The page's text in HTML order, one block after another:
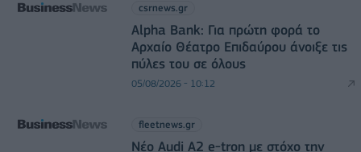
csrnews.gr
Alpha Bank: Για πρώτη φορά το
Αρχαίο Θέατρο Επιδαύρου άνοιξε τις
πύλες του σε όλους
05/08/2026 - 10:12
fleetnews.gr
Νέο Audi A2 e-tron με στόχο την